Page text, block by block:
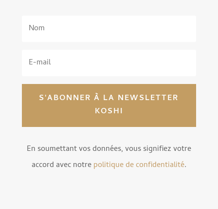
S'ABONNER À LA NEWSLETTER
KOSHI
En soumettant vos données, vous signifiez votre
accord avec notrepolitique de confidentialité.